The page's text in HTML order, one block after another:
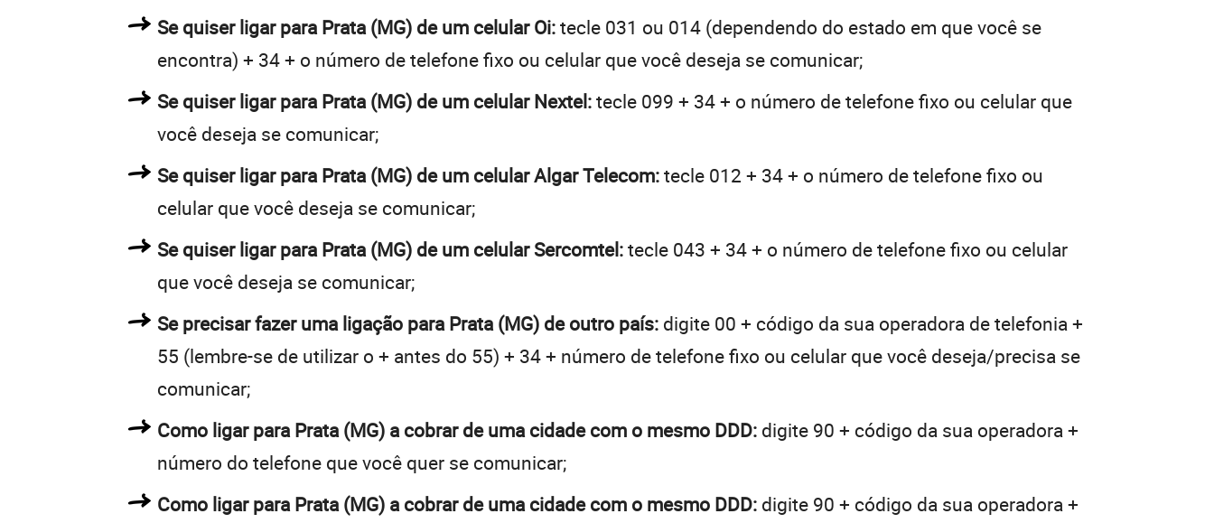
Se quiser ligar para Prata (MG) de um celular Oi:tecle 031 ou 014 (dependendo do estado em que você se
encontra) + 34 + o número de telefone fixo ou celular que você deseja se comunicar;
Se quiser ligar para Prata (MG) de um celular Nextel:tecle 099 + 34 + o número de telefone fixo ou celular que
você deseja se comunicar;
Se quiser ligar para Prata (MG) de um celular Algar Telecom:tecle 012 + 34 + o número de telefone fixo ou
celular que você deseja se comunicar;
Se quiser ligar para Prata (MG) de um celular Sercomtel:tecle 043 + 34 + o número de telefone fixo ou celular
que você deseja se comunicar;
Se precisar fazer uma ligação para Prata (MG) de outro país: digite 00 + código da sua operadora de telefonia +
55 (lembre-se de utilizar o + antes do 55) + 34 + número de telefone fixo ou celular que você deseja/precisa se
comunicar;
Como ligar para Prata (MG) a cobrar de uma cidade com o mesmo DDD: digite 90 + código da sua operadora +
número do telefone que você quer se comunicar;
Como ligar para Prata (MG) a cobrar de uma cidade com o mesmo DDD: digite 90 + código da sua operadora +